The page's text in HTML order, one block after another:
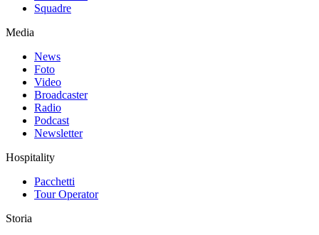
Squadre
Media
News
Foto
Video
Broadcaster
Radio
Podcast
Newsletter
Hospitality
Pacchetti
Tour Operator
Storia